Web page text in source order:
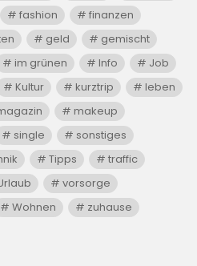
fashion
finanzen
geld
gemischt
im grünen Info
Job
Kultur kurztrip
leben
makeup
single
sonstiges
Tipps
traffic
vorsorge
Wohnen zuhause